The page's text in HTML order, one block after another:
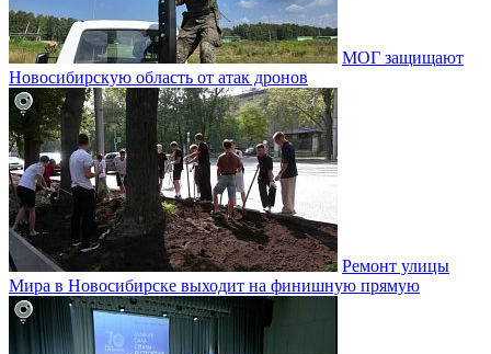
МОГ защищают
Новосибирскую область от атак дронов
Ремонт улицы
Мира в Новосибирске выходит на финишную прямую